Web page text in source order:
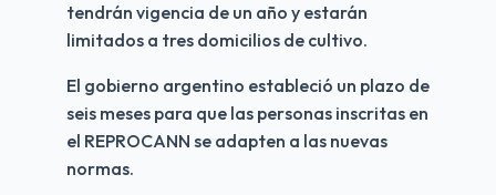
tendrán vigencia de un año y estarán
limitados a tres domicilios de cultivo.
El gobierno argentino estableció un plazo de
seis meses para que las personas inscritas en
el REPROCANN se adapten a las nuevas
normas.